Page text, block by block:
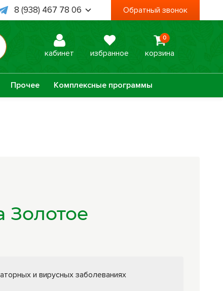
8 (938) 467 78 06
с 09:00 до 18:00
Обратный звонок
кабинет избранное
0
корзина
Прочее Комплексные программы
Золотое
и вирусных заболеваниях